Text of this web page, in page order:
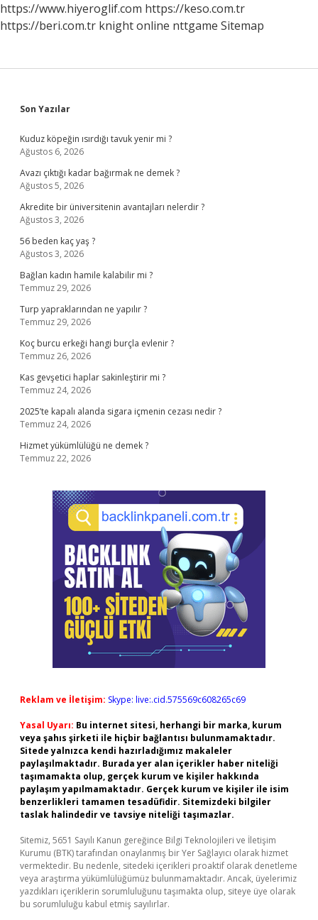
https://www.hiyeroglif.com https://keso.com.tr
https://beri.com.tr knight online nttgame Sitemap
Sidebar
Son Yazılar
Kuduz köpeğin ısırdığı tavuk yenir mi ?
Ağustos 6, 2026
Avazı çıktığı kadar bağırmak ne demek ?
Ağustos 5, 2026
Akredite bir üniversitenin avantajları nelerdir ?
Ağustos 3, 2026
56 beden kaç yaş ?
Ağustos 3, 2026
Bağlan kadın hamile kalabilir mi ?
Temmuz 29, 2026
Turp yapraklarından ne yapılır ?
Temmuz 29, 2026
Koç burcu erkeği hangi burçla evlenir ?
Temmuz 26, 2026
Kas gevşetici haplar sakinleştirir mi ?
Temmuz 24, 2026
2025’te kapalı alanda sigara içmenin cezası nedir ?
Temmuz 24, 2026
Hizmet yükümlülüğü ne demek ?
Temmuz 22, 2026
Reklam ve İletişim: Skype: live:.cid.575569c608265c69
Yasal Uyarı: Bu internet sitesi, herhangi bir marka, kurum
veya şahıs şirketi ile hiçbir bağlantısı bulunmamaktadır.
Sitede yalnızca kendi hazırladığımız makaleler
paylaşılmaktadır. Burada yer alan içerikler haber niteliği
taşımamakta olup, gerçek kurum ve kişiler hakkında
paylaşım yapılmamaktadır. Gerçek kurum ve kişiler ile isim
benzerlikleri tamamen tesadüfidir. Sitemizdeki bilgiler
taslak halindedir ve tavsiye niteliği taşımazlar.
Sitemiz, 5651 Sayılı Kanun gereğince Bilgi Teknolojileri ve İletişim
Kurumu (BTK) tarafından onaylanmış bir Yer Sağlayıcı olarak hizmet
vermektedir. Bu nedenle, sitedeki içerikleri proaktif olarak denetleme
veya araştırma yükümlülüğümüz bulunmamaktadır. Ancak, üyelerimiz
yazdıkları içeriklerin sorumluluğunu taşımakta olup, siteye üye olarak
bu sorumluluğu kabul etmiş sayılırlar.